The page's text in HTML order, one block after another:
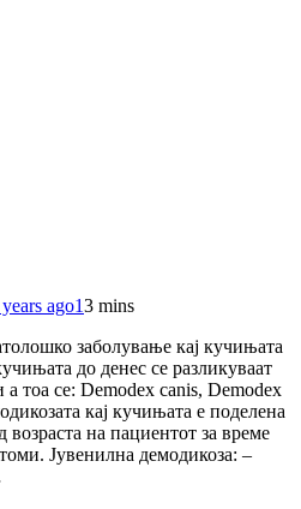
ago13 mins
заболување кај кучињата
до денес се разликуваат
тоа се: Demodex canis, Demodex
кај кучињата е поделена
возраста на пациентот за време
Јувенилна демодикоза: –